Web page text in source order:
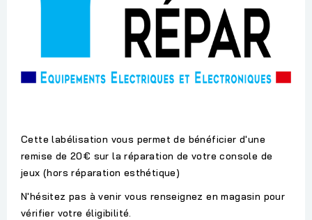
Cette labélisation vous permet de bénéficier d'une
remise de 20€ sur la réparation de votre console de
jeux (hors réparation esthétique)
N'hésitez pas à venir vous renseignez en magasin pour
vérifier votre éligibilité.